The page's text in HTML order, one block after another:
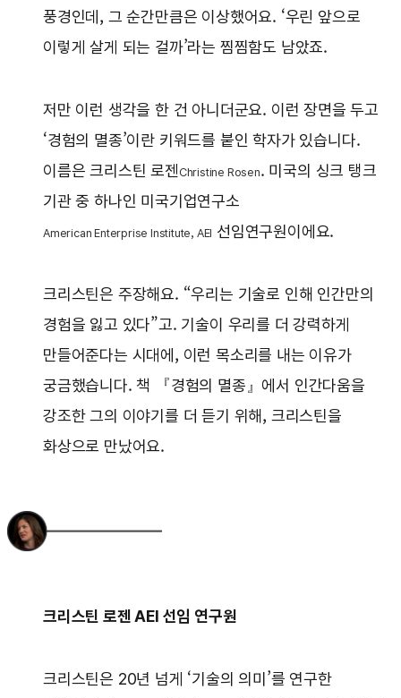
풍경인데, 그 순간만큼은 이상했어요. ‘우린 앞으로
이렇게 살게 되는 걸까’라는 찜찜함도 남았죠.
저만 이런 생각을 한 건 아니더군요. 이런 장면을 두고
‘경험의 멸종’이란 키워드를 붙인 학자가 있습니다.
이름은 크리스틴 로젠Christine Rosen. 미국의 싱크 탱크
기관 중 하나인 미국기업연구소
American Enterprise Institute, AEI 선임연구원이에요.
크리스틴은 주장해요. “우리는 기술로 인해 인간만의
경험을 잃고 있다”고. 기술이 우리를 더 강력하게
만들어준다는 시대에, 이런 목소리를 내는 이유가
궁금했습니다. 책 『경험의 멸종』에서 인간다움을
강조한 그의 이야기를 더 듣기 위해, 크리스틴을
화상으로 만났어요.
크리스틴 로젠 AEI 선임 연구원
크리스틴은 20년 넘게 ‘기술의 의미’를 연구한